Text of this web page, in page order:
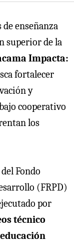
enseñanza
superior de la
Impacta:
fortalecer
y
cooperativo
los
Fondo
(FRPD)
por
técnico